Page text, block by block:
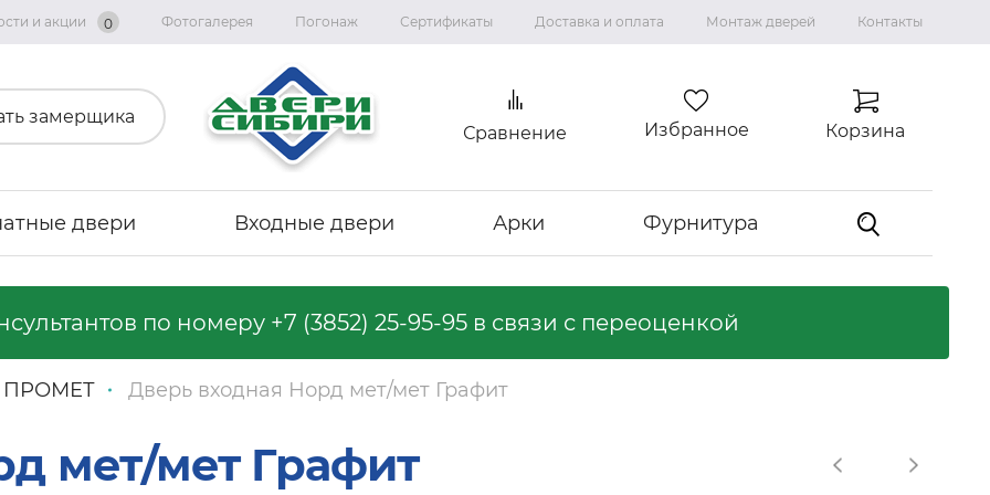
и акции 0 Фотогалерея Погонаж Сертификаты Доставка и оплата Монтаж дверей Контакты
замерщика
Сравнение Избранное Корзина
двери Входные двери Арки Фурнитура
Коллекция «Графика»
Коллекция «Империя»
Коллекция «Геометрия Эмаль»
Коллекция «Вест»
Коллекция "ВИЛЛА"
Ламинированные двери
по номеру +7 (3852) 25-95-95в связи с переоценкой
ПРОМЕТ Дверь входная Норд мет/мет Графит
мет/мет Графит